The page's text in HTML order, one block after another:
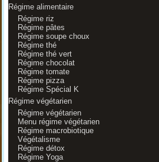
Régime alimentaire
Régime riz
Régime pâtes
Régime soupe choux
Régime thé
Régime thé vert
Régime chocolat
Régime tomate
Régime pizza
Régime Spécial K
Régime végétarien
Régime végétarien
Menu régime végétarien
Régime macrobiotique
Végétalisme
Régime détox
Régime Yoga